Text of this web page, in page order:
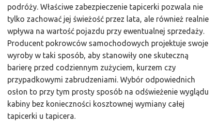
podróży. Właściwe zabezpieczenie tapicerki pozwala nie
tylko zachować jej świeżość przez lata, ale również realnie
wpływa na wartość pojazdu przy ewentualnej sprzedaży.
Producent pokrowców samochodowych projektuje swoje
wyroby w taki sposób, aby stanowiły one skuteczną
barierę przed codziennym zużyciem, kurzem czy
przypadkowymi zabrudzeniami. Wybór odpowiednich
osłon to przy tym prosty sposób na odświeżenie wyglądu
kabiny bez konieczności kosztownej wymiany całej
tapicerki u tapicera.